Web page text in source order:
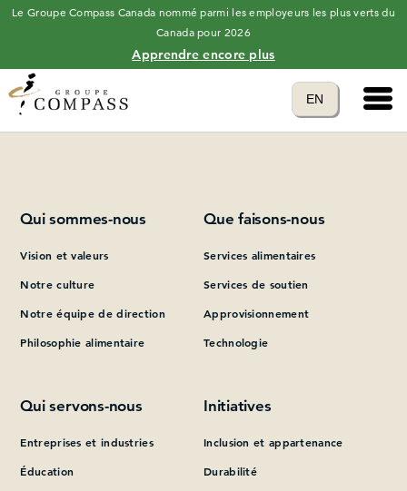
Le Groupe Compass Canada nommé parmi les employeurs les plus verts du
Canada pour 2026
Apprendre encore plus
Translate to
EN
language
Main
Please add at least one Page Builder section.
Qui sommes-nous
Vision et valeurs
Notre culture
Notre équipe de direction
Philosophie alimentaire
Que faisons-nous
Services alimentaires
Services de soutien
Approvisionnement
Technologie
Qui servons-nous
Entreprises et industries
Éducation
Initiatives
Inclusion et appartenance
Durabilité
Que pouvons-nous vous aider à trouver?